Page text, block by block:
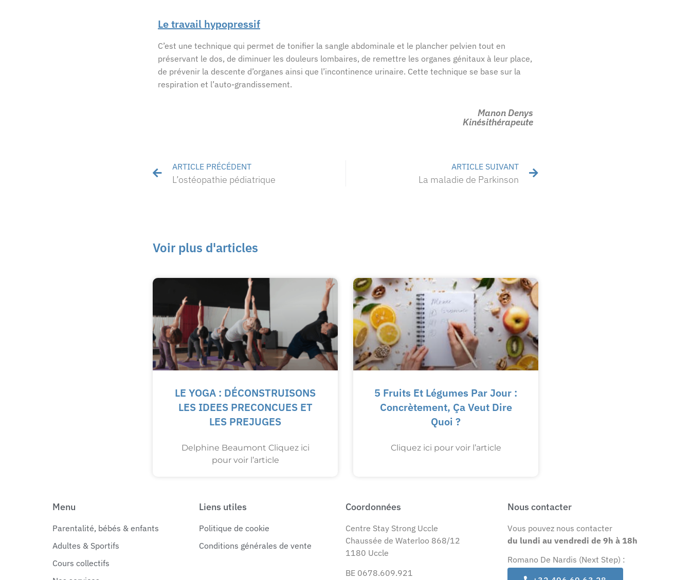
Le travail hypopressif
C’est une technique qui permet de tonifier la sangle abdominale et le plancher pelvien tout en
préservant le dos, de diminuer les douleurs lombaires, de remettre les organes génitaux à leur place,
de prévenir la descente d’organes ainsi que l’incontinence urinaire. Cette technique se base sur la
respiration et l’auto-grandissement.
Manon Denys
Kinésithérapeute
ARTICLE PRÉCÉDENT
L’ostéopathie pédiatrique
ARTICLE SUIVANT
La maladie de Parkinson
Voir plus d'articles
LE YOGA : DÉCONSTRUISONS
LES IDEES PRECONCUES ET
LES PREJUGES
Delphine Beaumont Cliquez ici
pour voir l’article
5 Fruits Et Légumes Par Jour :
Concrètement, Ça Veut Dire
Quoi ?
Cliquez ici pour voir l’article
Menu
Parentalité, bébés & enfants
Adultes & Sportifs
Cours collectifs
Liens utiles
Politique de cookie
Conditions générales de vente
Coordonnées
Centre Stay Strong Uccle
Chaussée de Waterloo 868/12
1180 Uccle
BE 0678.609.921
Nous contacter
Vous pouvez nous contacter
du lundi au vendredi de 9h à 18h
Romano De Nardis (Next Step) :